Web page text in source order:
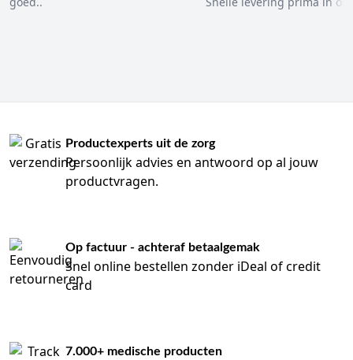
Productexperts uit de zorg
Persoonlijk advies en antwoord op al jouw
productvragen.
Op factuur - achteraf betaalgemak
Snel online bestellen zonder iDeal of credit
card
7.000+ medische producten